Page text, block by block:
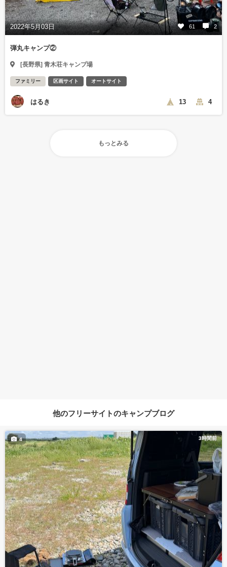
2022年5月03日 61 2
弾丸キャンプ②
[長野県] 青木荘キャンプ場
ファミリー 区画サイト オートサイト
はるき 13 4
もっとみる
他のフリーサイトのキャンプブログ
3時間前
4